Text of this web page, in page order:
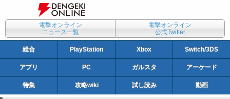
電撃オンライン
ニュース一覧
電撃オンライン
公式Twitter
総合 PlayStation Xbox Switch/3DS
アプリ PC ガルスタ アーケード
特集 攻略wiki 試し読み 動画